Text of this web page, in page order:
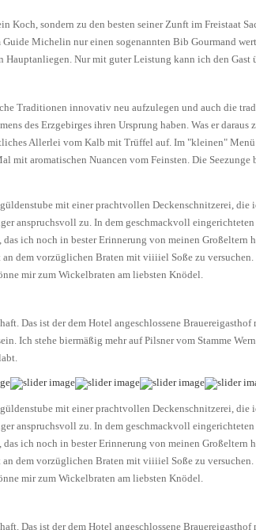
sondern zu den besten seiner Zunft im Freistaat
Michelin nur einen sogenannten Bib Gourmand
Nur mit guter Leistung kann ich den
Traditionen innovativ neu aufzulegen und auch die
des Erzgebirges ihren Ursprung haben. Was er
Allerlei vom Kalb mit Trüffel auf. Im "kleinen"
mit aromatischen Nuancen vom Feinsten. Die
mit einer prachtvollen Deckenschnitzerei,
anspruchsvoll zu. In dem geschmackvoll
ich noch in bester Erinnerung von meinen Großeltern
dem vorzüglichen Braten mit viiiiel Soße zu
mir zum Wickelbraten am liebsten Knödel.
Das ist der dem Hotel angeschlossene
Ich stehe biermäßig mehr auf Pilsner vom Stamme
mit einer prachtvollen Deckenschnitzerei,
anspruchsvoll zu. In dem geschmackvoll
ich noch in bester Erinnerung von meinen Großeltern
dem vorzüglichen Braten mit viiiiel Soße zu
mir zum Wickelbraten am liebsten Knödel.
Das ist der dem Hotel angeschlossene